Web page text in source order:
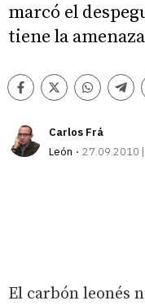
marcó el
tiene la
Facebook
Twitter
Comentarios
Carlos Frá
León
27.09.2010
El carbón leonés